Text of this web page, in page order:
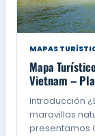
MAPAS
Mapa
Vietnam –
Introducción
maravillas
presentamos